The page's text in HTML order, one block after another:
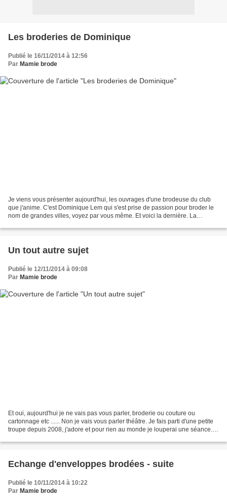
Les broderies de Dominique
Publié le 16/11/2014 à 12:56
Par Mamie brode
Je viens vous présenter aujourd'hui, les ouvrages d'une brodeuse du club
que j'anime. C'est Dominique Lem qui s'est prise de passion pour broder le
nom de grandes villes, voyez par vous même. Et voici la dernière. La
Un tout autre sujet
Publié le 12/11/2014 à 09:08
Par Mamie brode
Et oui, aujourd'hui je ne vais pas vous parler, broderie ou couture ou
cartonnage etc ...... Non je vais vous parler théâtre. Je fais parti d'une petite
troupe depuis 2008, j'adore et pour rien au monde je louperai une séance.
Echange d'enveloppes brodées - suite
Publié le 10/11/2014 à 10:22
Par Mamie brode